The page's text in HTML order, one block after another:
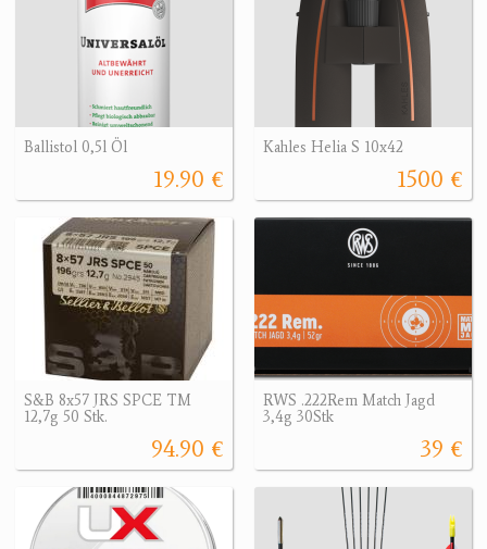
Ballistol 0,5l Öl
19.90 €
Kahles Helia S 10x42
1500 €
S&B 8x57 JRS SPCE TM
12,7g 50 Stk.
94.90 €
RWS .222Rem Match Jagd
3,4g 30Stk
39 €